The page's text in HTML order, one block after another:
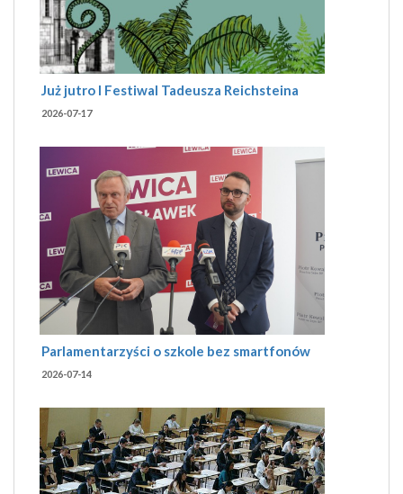
Już jutro I Festiwal Tadeusza Reichsteina
2026-07-17
Parlamentarzyści o szkole bez smartfonów
2026-07-14